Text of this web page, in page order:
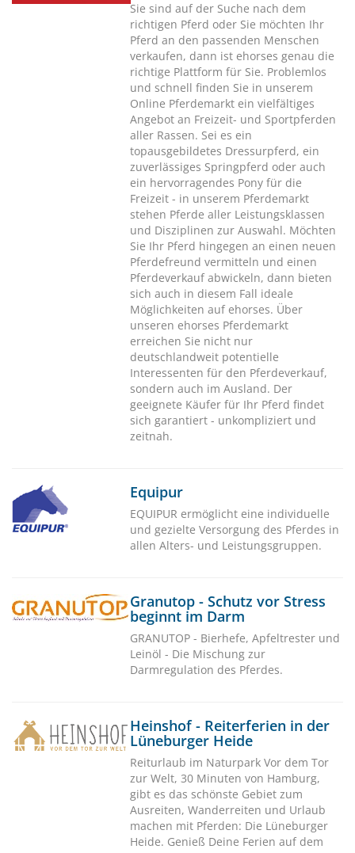
Sie sind auf der Suche nach dem
richtigen Pferd oder Sie möchten Ihr
Pferd an den passenden Menschen
verkaufen, dann ist ehorses genau die
richtige Plattform für Sie. Problemlos
und schnell finden Sie in unserem
Online Pferdemarkt ein vielfältiges
Angebot an Freizeit- und Sportpferden
aller Rassen. Sei es ein
topausgebildetes Dressurpferd, ein
zuverlässiges Springpferd oder auch
ein hervorragendes Pony für die
Freizeit - in unserem Pferdemarkt
stehen Pferde aller Leistungsklassen
und Disziplinen zur Auswahl. Möchten
Sie Ihr Pferd hingegen an einen neuen
Pferdefreund vermitteln und einen
Pferdeverkauf abwickeln, dann bieten
sich auch in diesem Fall ideale
Möglichkeiten auf ehorses. Über
unseren ehorses Pferdemarkt
erreichen Sie nicht nur
deutschlandweit potentielle
Interessenten für den Pferdeverkauf,
sondern auch im Ausland. Der
geeignete Käufer für Ihr Pferd findet
sich garantiert - unkompliziert und
zeitnah.
Equipur
EQUIPUR ermöglicht eine individuelle
und gezielte Versorgung des Pferdes in
allen Alters- und Leistungsgruppen.
Granutop - Schutz vor Stress
beginnt im Darm
GRANUTOP - Bierhefe, Apfeltrester und
Leinöl - Die Mischung zur
Darmregulation des Pferdes.
Heinshof - Reiterferien in der
Lüneburger Heide
Reiturlaub im Naturpark Vor dem Tor
zur Welt, 30 Minuten von Hamburg,
gibt es das schönste Gebiet zum
Ausreiten, Wanderreiten und Urlaub
machen mit Pferden: Die Lüneburger
Heide. Genieß Deine Ferien auf dem